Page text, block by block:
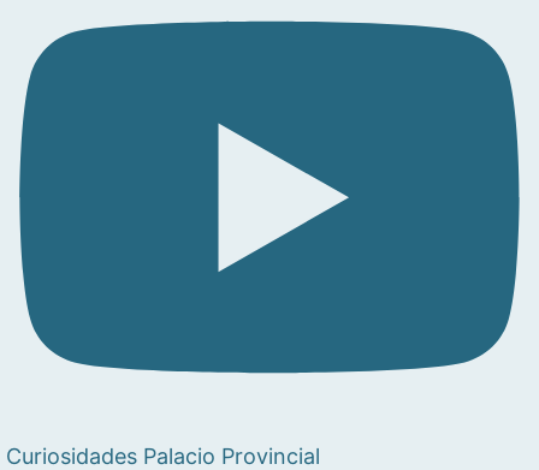
Curiosidades Palacio Provincial